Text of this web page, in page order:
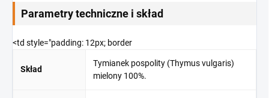
Parametry techniczne i skład
<td style="padding: 12px; border
Skład
Tymianek pospolity (Thymus vulgaris)
mielony 100%.